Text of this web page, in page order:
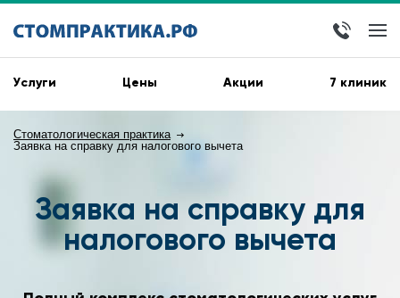
Услуги Цены Акции 7 клиник
Стоматологическая практика
Заявка на справку для налогового вычета
Заявка на справку для
налогового вычета